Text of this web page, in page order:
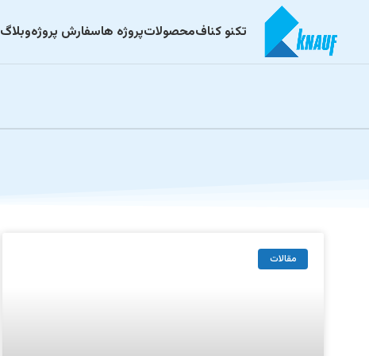
تکنو کنافمحصولاتپروژه هاسفارش پروژهوبلاگ
مقالات